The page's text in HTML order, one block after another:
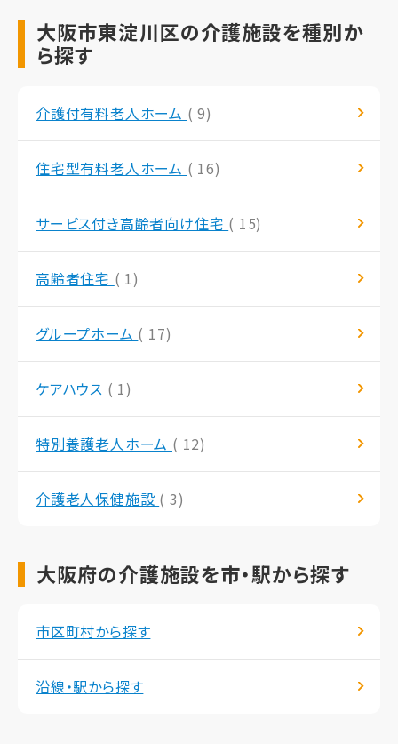
大阪市東淀川区の介護施設を種別か
ら探す
介護付有料老人ホーム ( 9)
住宅型有料老人ホーム ( 16)
サービス付き高齢者向け住宅 ( 15)
高齢者住宅 ( 1)
グループホーム ( 17)
ケアハウス ( 1)
特別養護老人ホーム ( 12)
介護老人保健施設 ( 3)
大阪府の介護施設を市・駅から探す
市区町村から探す
沿線・駅から探す